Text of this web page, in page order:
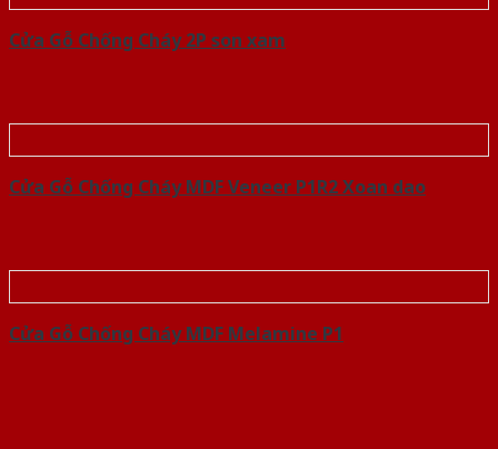
Cửa Gỗ Chống Cháy 2P son xam
Cửa Gỗ Chống Cháy MDF Veneer P1R2 Xoan dao
Cửa Gỗ Chống Cháy MDF Melamine P1